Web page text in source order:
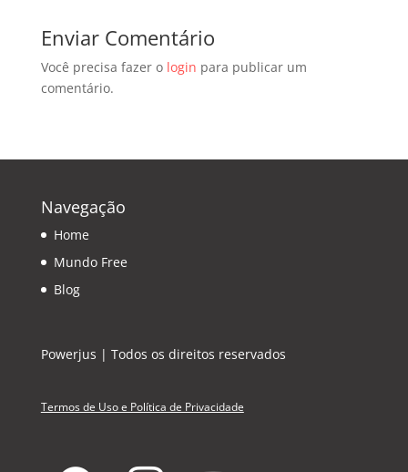
Enviar Comentário
Você precisa fazer o login para publicar um
comentário.
Navegação
Home
Mundo Free
Blog
Powerjus | Todos os direitos reservados
Termos de Uso e Política de Privacidade